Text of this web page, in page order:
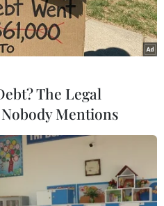
định Đối tác và Hợp tác
The Legal
Mentions